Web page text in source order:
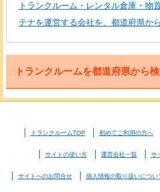
トランクルーム・レンタル倉庫・物
テナを運営する会社を、都道府県か
トランクルームを都道府県から
トランクルームTOP 初めてご利用の方へ
サイトの使い方 運営会社一覧 サ
サイトへのお問合せ 個人情報の取り扱いについ